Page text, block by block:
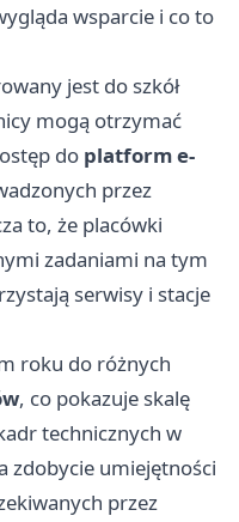
wsparcie i co to
jest do szkół
mogą otrzymać
do platform e-
przez
to, że placówki
zadaniami na tym
serwisy i stacje
roku do różnych
, co pokazuje skalę
technicznych w
zdobycie umiejętności
przez